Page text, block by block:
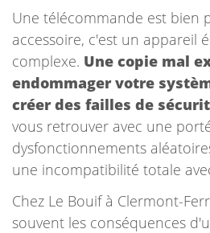
Une télécommande est bien
accessoire, c'est un appareil
complexe. Une copie mal
endommager votre
créer des failles de
vous retrouver avec une
dysfonctionnements
une incompatibilité totale
Chez Le Bouif à Clermont-
souvent les conséquences